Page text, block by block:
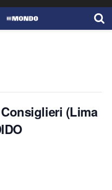
(Lima